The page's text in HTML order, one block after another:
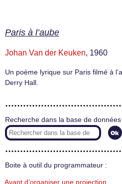
Paris à l’aube
Johan Van der Keuken, 1960
Un poème lyrique sur Paris filmé à
Derry Hall.
Recherche dans la base de données
Boite à outil du programmateur :
Avant d’organiser une projection…